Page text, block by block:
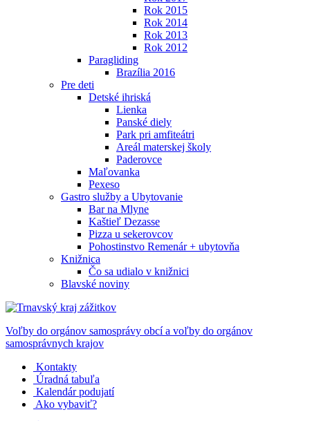
Rok 2015
Rok 2014
Rok 2013
Rok 2012
Paragliding
Brazília 2016
Pre deti
Detské ihriská
Lienka
Panské diely
Park pri amfiteátri
Areál materskej školy
Paderovce
Maľovanka
Pexeso
Gastro služby a Ubytovanie
Bar na Mlyne
Kaštieľ Dezasse
Pizza u sekerovcov
Pohostinstvo Remenár + ubytovňa
Knižnica
Čo sa udialo v knižnici
Blavské noviny
Voľby do orgánov samosprávy obcí a voľby do orgánov
samosprávnych krajov
Kontakty
Úradná tabuľa
Kalendár podujatí
Ako vybaviť?